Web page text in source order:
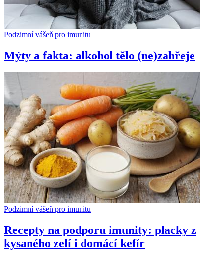
Podzimní vášeň pro imunitu
Mýty a fakta: alkohol tělo (ne)zahřeje
Podzimní vášeň pro imunitu
Recepty na podporu imunity: placky z
kysaného zelí i domácí kefír